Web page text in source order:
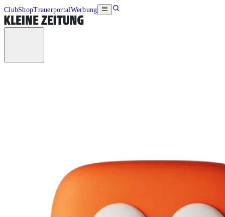
ClubShopTrauerportalWerbung